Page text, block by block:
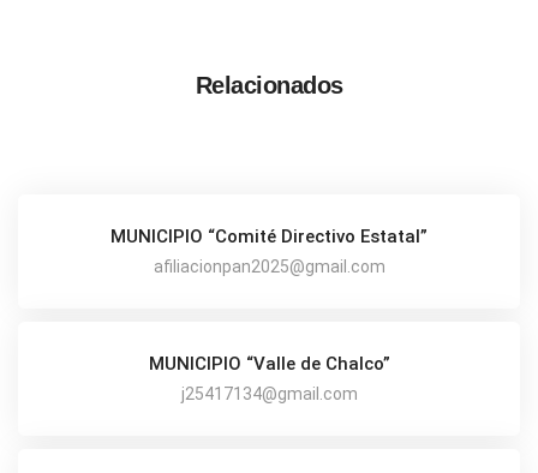
Relacionados
MUNICIPIO “Comité Directivo Estatal”
afiliacionpan2025@gmail.com
MUNICIPIO “Valle de Chalco”
j25417134@gmail.com